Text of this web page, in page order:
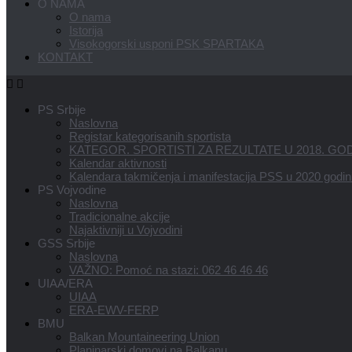
O NAMA
O nama
Istorija
Visokogorski usponi PSK SPARTAKA
KONTAKT
PS Srbije
Naslovna
Registar kategorisanih sportista
KATEGOR. SPORTISTI ZA REZULTATE U 2018.
Kalendar aktivnosti
Kalendara takmičenja i manifestacija PSS u 2020 godini
PS Vojvodine
Naslovna
Tradicionalne akcije
Najaktivniji u Vojvodini
GSS Srbije
Naslovna
VAŽNO: Pomoć na stazi: 062 46 46 46
UIAA/ERA
UIAA
ERA-EWV-FERP
BMU
Balkan Mountaineering Union